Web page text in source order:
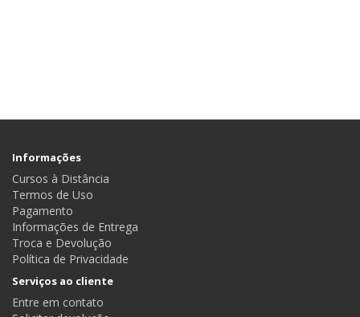
Informações
Cursos à Distância
Termos de Uso
Pagamento
Informações de Entrega
Troca e Devolução
Política de Privacidade
Serviços ao cliente
Entre em contato